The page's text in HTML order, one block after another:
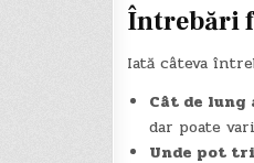
Întrebări
Iată câteva
Cât de lung
dar poate
Unde pot